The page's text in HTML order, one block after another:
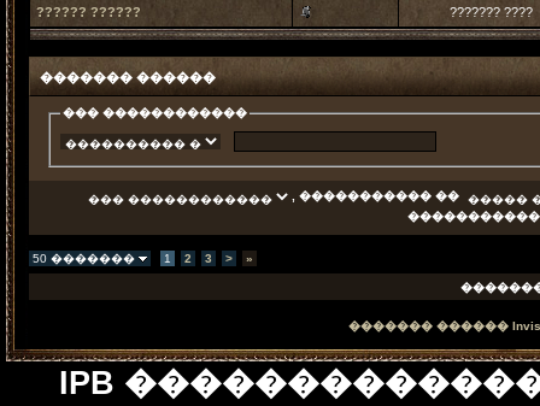
?????? ??????
??????? ????
������� ������
��� ������������
, ����������� ��
50 ������� 1 2 3 > »
������� ������
IPB